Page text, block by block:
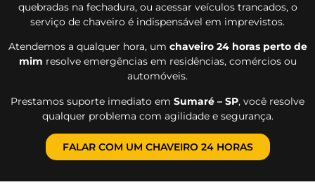
quebradas na fechadura, ou acessar veículos trancados, o
serviço de chaveiro é indispensável em imprevistos.
Atendemos a qualquer hora, um chaveiro 24 horas perto de
mim resolve emergências em residências, comércios ou
automóveis.
Prestamos suporte imediato em Sumaré – SP, você resolve
qualquer problema com agilidade e segurança.
FALAR COM UM CHAVEIRO 24 HORAS